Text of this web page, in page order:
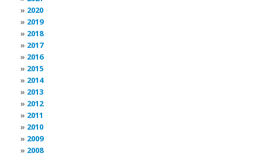
2020
2019
2018
2017
2016
2015
2014
2013
2012
2011
2010
2009
2008